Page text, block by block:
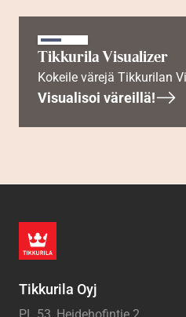
Tikkurila Visualizer
Kokeile värejä Tikkurilan
Visualisoi väreillä!
Tikkurila Oyj